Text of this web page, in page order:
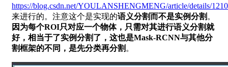
https://blog.csdn.net/YOULANSHENGMENG/article/details/
来进行的。注意这个是实现的语义分割而不是实例分割 。
因为每个ROI只对应一个物体，只需对其进行语义分割就
好，相当于了实例分割了，这也是Mask-RCNN与其他分
割框架的不同，是先分类再分割 。